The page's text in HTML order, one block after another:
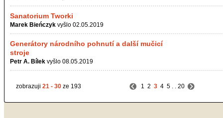
Sanatorium Tworki
Marek Bieńczyk vyšlo 02.05.2019
Generátory národního pohnutí a další mučicí
stroje
Petr A. Bílek vyšlo 08.05.2019
zobrazuji 21 - 30 ze 193 1 2 3 4 5. . 20